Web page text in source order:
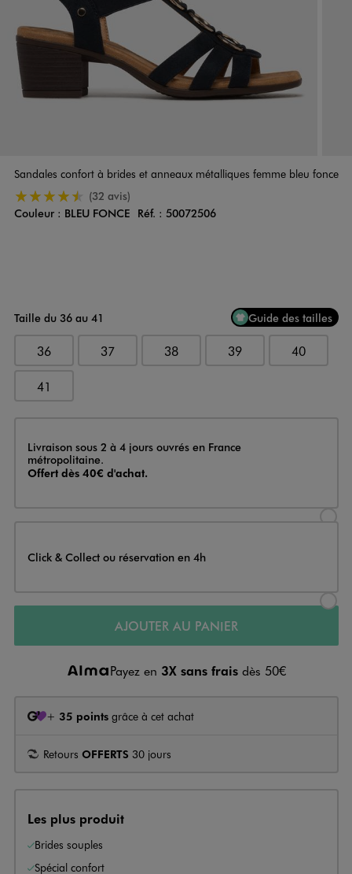
Sandales confort à brides et anneaux métalliques femme bleu fonce
4.5/5 de moyenne
(32 avis)
Couleur
Couleur : BLEU FONCE Réf. : 50072506
Taille du 36 au 41 Guide des tailles
36 37 38 39 40
41
Livraison
Livraison sous 2 à 4 jours ouvrés en France
métropolitaine.
Offert dès 40€ d'achat.
Click & Collect ou réservation en 4h
AJOUTER AU PANIER
Payez en 3X sans frais dès 50€
+ 35 points grâce à cet achat
Retours OFFERTS 30 jours
Les plus produit
Brides souples
Spécial confort